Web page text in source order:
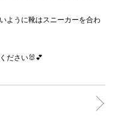
ように靴はスニーカーを合わ
ださい🐰💕